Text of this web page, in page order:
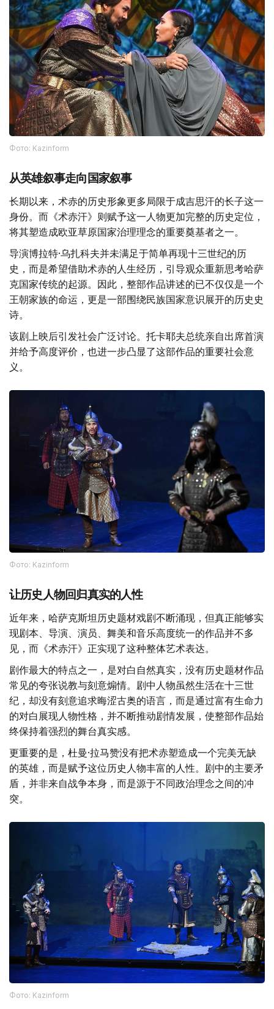
Фото: Kazinform
从英雄叙事走向国家叙事
长期以来，术赤的历史形象更多局限于成吉思汗的长子这一
身份。而《术赤汗》则赋予这一人物更加完整的历史定位，
将其塑造成欧亚草原国家治理理念的重要奠基者之一。
导演博拉特·乌扎科夫并未满足于简单再现十三世纪的历
史，而是希望借助术赤的人生经历，引导观众重新思考哈萨
克国家传统的起源。因此，整部作品讲述的已不仅仅是一个
王朝家族的命运，更是一部围绕民族国家意识展开的历史史
诗。
该剧上映后引发社会广泛讨论。托卡耶夫总统亲自出席首演
并给予高度评价，也进一步凸显了这部作品的重要社会意
义。
Фото: Kazinform
让历史人物回归真实的人性
近年来，哈萨克斯坦历史题材戏剧不断涌现，但真正能够实
现剧本、导演、演员、舞美和音乐高度统一的作品并不多
见，而《术赤汗》正实现了这种整体艺术表达。
剧作最大的特点之一，是对白自然真实，没有历史题材作品
常见的夸张说教与刻意煽情。剧中人物虽然生活在十三世
纪，却没有刻意追求晦涩古奥的语言，而是通过富有生命力
的对白展现人物性格，并不断推动剧情发展，使整部作品始
终保持着强烈的舞台真实感。
更重要的是，杜曼·拉马赞没有把术赤塑造成一个完美无缺
的英雄，而是赋予这位历史人物丰富的人性。剧中的主要矛
盾，并非来自战争本身，而是源于不同政治理念之间的冲
突。
Фото: Kazinform